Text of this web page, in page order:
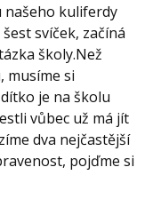
našeho kuliferdy
svíček, začíná
školy.Než
musíme si
je na školu
vůbec už má jít
dva nejčastější
pojďme si